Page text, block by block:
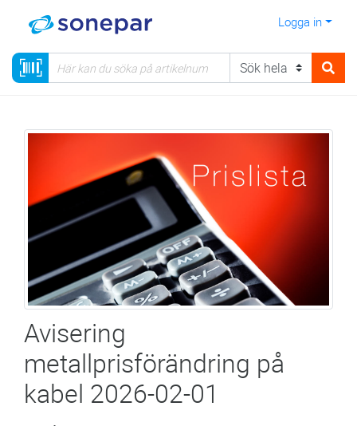
Logga in
Avisering
metallprisförändring på
kabel 2026-02-01